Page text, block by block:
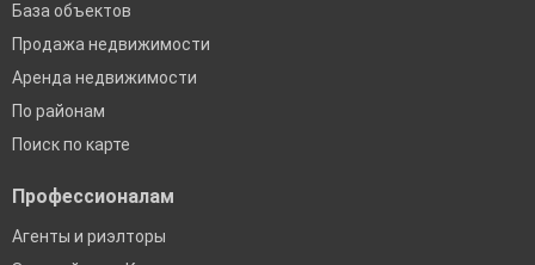
База объектов
Продажа недвижимости
Аренда недвижимости
По районам
Поиск по карте
Профессионалам
Агенты и риэлторы